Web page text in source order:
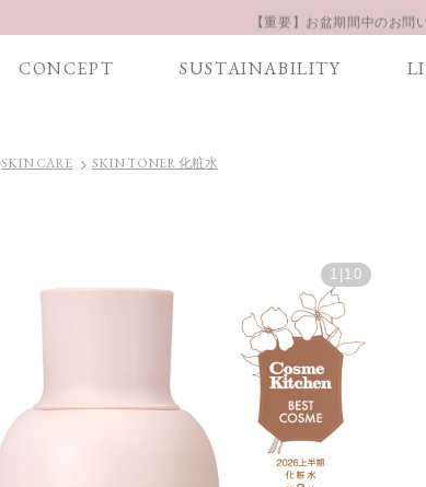
【重要】お盆期間中のお問
CONCEPT SUSTAINABILITY
SKIN CARE SKIN TONER 化粧水
1 10